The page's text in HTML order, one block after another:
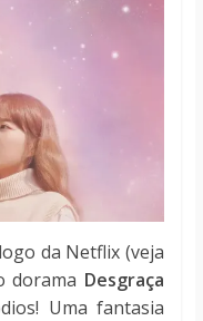
da Netflix (veja
dorama Desgraça
Uma fantasia